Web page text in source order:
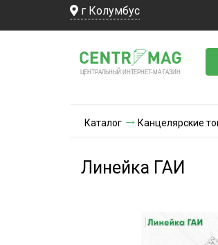
г Колумбус
ЦЕНТРАЛЬНЫЙ ИНТЕРНЕТ-МА ГАЗИН
Каталог Канцелярские
Линейка ГАИ